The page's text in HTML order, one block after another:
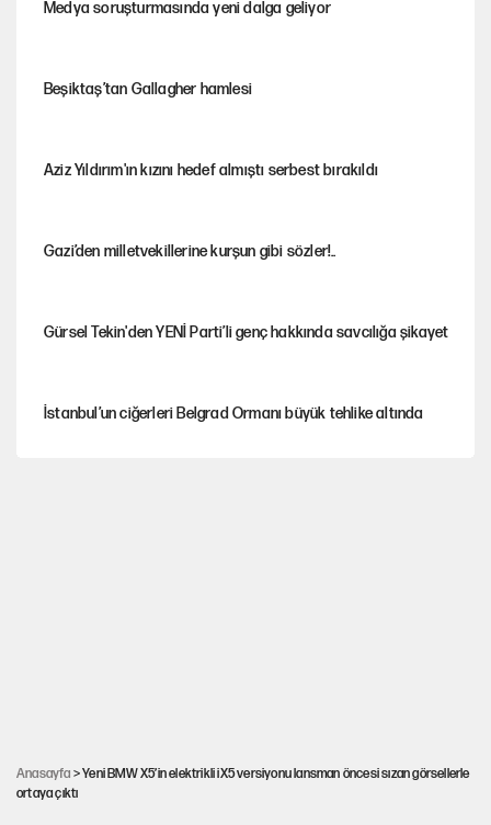
Medya soruşturmasında yeni dalga geliyor
Beşiktaş’tan Gallagher hamlesi
Aziz Yıldırım'ın kızını hedef almıştı serbest bırakıldı
Gazi’den milletvekillerine kurşun gibi sözler!..
Gürsel Tekin'den YENİ Parti’li genç hakkında savcılığa şikayet
İstanbul’un ciğerleri Belgrad Ormanı büyük tehlike altında
Anasayfa > Yeni BMW X5’in elektrikli iX5 versiyonu lansman öncesi sızan görsellerle
ortaya çıktı